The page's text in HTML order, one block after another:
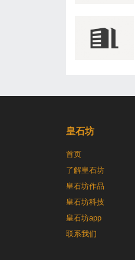
皇石坊
首页
了解皇石坊
皇石坊作品
皇石坊科技
皇石坊app
联系我们